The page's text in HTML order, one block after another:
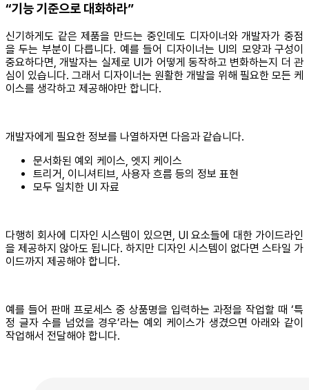
“기능 기준으로 대화하라”
신기하게도 같은 제품을 만드는 중인데도 디자이너와 개발자가 중점
을 두는 부분이 다릅니다. 예를 들어 디자이너는 UI의 모양과 구성이
중요하다면, 개발자는 실제로 UI가 어떻게 동작하고 변화하는지 더 관
심이 있습니다. 그래서 디자이너는 원활한 개발을 위해 필요한 모든 케
이스를 생각하고 제공해야만 합니다.
개발자에게 필요한 정보를 나열하자면 다음과 같습니다.
문서화된 예외 케이스, 엣지 케이스
트리거, 이니셔티브, 사용자 흐름 등의 정보 표현
모두 일치한 UI 자료
다행히 회사에 디자인 시스템이 있으면, UI 요소들에 대한 가이드라인
을 제공하지 않아도 됩니다. 하지만 디자인 시스템이 없다면 스타일 가
이드까지 제공해야 합니다.
예를 들어 판매 프로세스 중 상품명을 입력하는 과정을 작업할 때 ‘특
정 글자 수를 넘었을 경우’라는 예외 케이스가 생겼으면 아래와 같이
작업해서 전달해야 합니다.